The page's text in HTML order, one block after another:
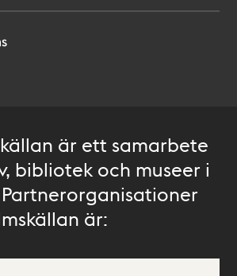
är ett samarbete
bibliotek och museer i
är: